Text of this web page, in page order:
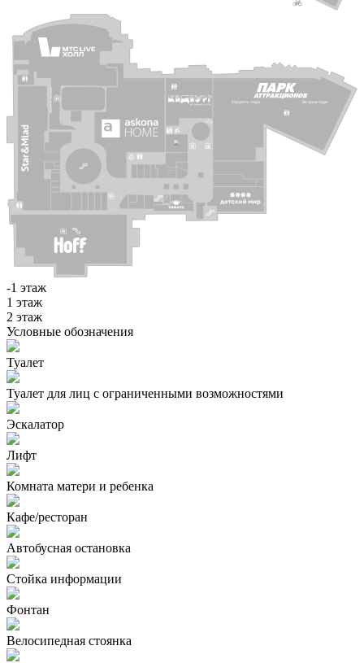
Экстрим-парк
Карусель-парк
-1 этаж
1 этаж
2 этаж
Условные обозначения
Туалет
Туалет для лиц с ограниченными возможностями
Эскалатор
Лифт
Комната матери и ребенка
Кафе/ресторан
Автобусная остановка
Стойка информации
Фонтан
Велосипедная стоянка